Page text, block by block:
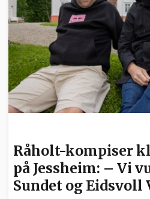
Råholt-kompiser
på Jessheim: – Vi
Sundet og Eidsvoll